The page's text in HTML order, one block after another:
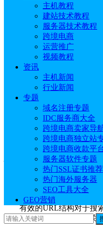
主机教程
建站技术教程
服务器技术教程
跨境电商
运营推广
视频教程
资讯
主机新闻
行业新闻
专题
域名注册专题
IDC服务商大全
跨境电商卖家导
跨境电商独立站
跨境电商收款平
服务器软件专题
热门SSL证书推荐
热门海外服务器
SEO工具大全
GEO营销
文章目录
一、SEO网站结构如
二、如何创建SEO
一、SEO网站结构
1、规划网站层次结构
精心规划的层次结构可
使 Google 机器人更容易为
地浏览网站。首先将内容组
情况下网站结构应该简单，
2、使用清晰URL结构
有效的URL结构对于搜
洁、具有描述性并包含相关